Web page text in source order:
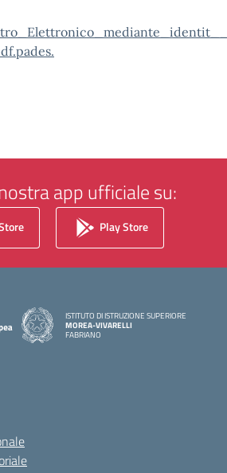
app ufficiale su:
Play Store
ISTITUTO DI ISTRUZIONE SUPERIORE
MOREA-VIVARELLI
FABRIANO